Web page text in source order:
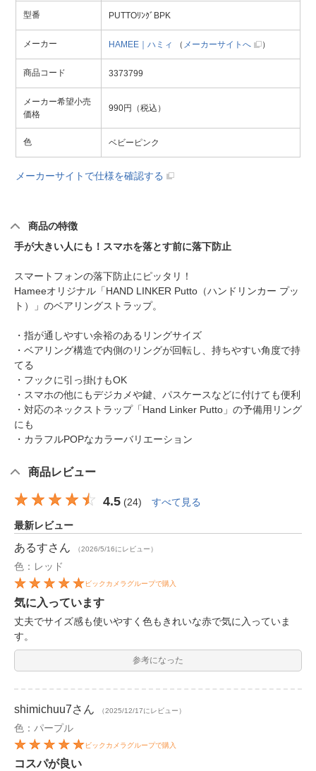
型番 PUTTOﾘﾝｸﾞBPK
メーカー HAMEE｜ハミィ （ メーカーサイトへ ）
商品コード 3373799
メーカー希望小売
価格
990円（税込）
色 ベビーピンク
メーカーサイトで仕様を確認する
商品の特徴
手が大きい人にも！スマホを落とす前に落下防止
スマートフォンの落下防止にピッタリ！
Hameeオリジナル「HAND LINKER Putto（ハンドリンカー プッ
ト）」のベアリングストラップ。
・指が通しやすい余裕のあるリングサイズ
・ベアリング構造で内側のリングが回転し、持ちやすい角度で持
てる
・フックに引っ掛けもOK
・スマホの他にもデジカメや鍵、パスケースなどに付けても便利
・対応のネックストラップ「Hand Linker Putto」の予備用リング
にも
・カラフルPOPなカラーバリエーション
商品レビュー
4.5 (24) すべて見る
最新レビュー
あるすさん （2026/5/16にレビュー）
色：レッド
ビックカメラグループで購入
気に入っています
丈夫でサイズ感も使いやすく色もきれいな赤で気に入っていま
す。
参考になった
shimichuu7さん （2025/12/17にレビュー）
色：パープル
ビックカメラグループで購入
コスパが良い